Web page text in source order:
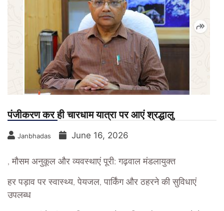
पंजीकरण कर ही चारधाम यात्रा पर आएं श्रद्धालु
Janbhadas June 16, 2026
, मौसम अनुकूल और व्यवस्थाएं पूरी: गढ़वाल मंडलायुक्त
हर पड़ाव पर स्वास्थ्य, पेयजल, पार्किंग और ठहरने की सुविधाएं
उपलब्ध